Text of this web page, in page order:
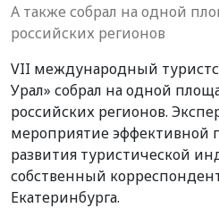
А также собрал на одной
российских регионов
VII международный
Урал» собрал на одной
российских регионов.
мероприятие эффективной
развития туристической
собственный
Екатеринбурга.